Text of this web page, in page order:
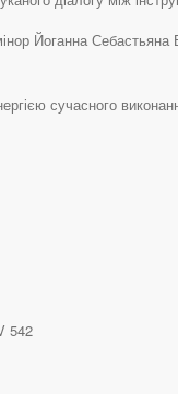
Йоганна
сучасного
542